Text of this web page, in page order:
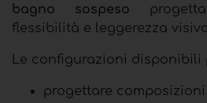
bagno sospeso
flessibilità e leggerezza
Le configurazioni disponibili
progettare